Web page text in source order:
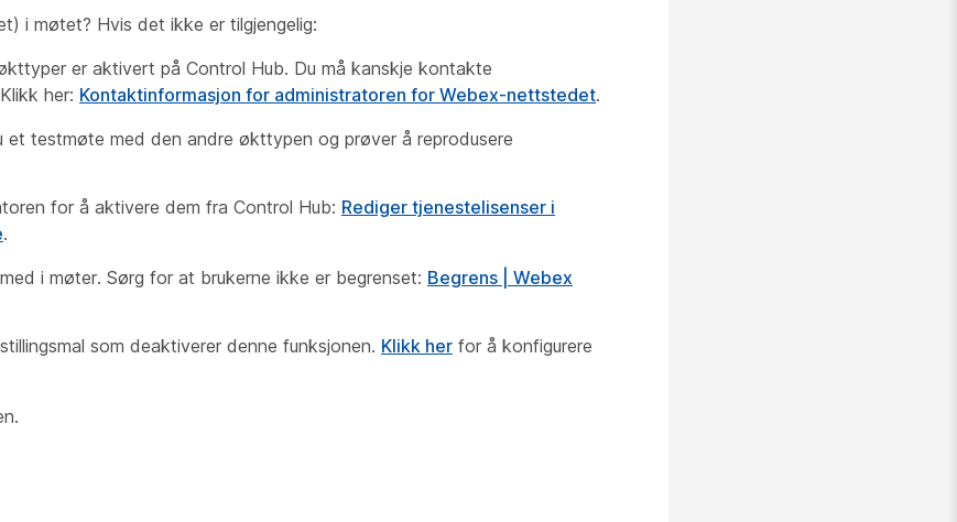
i møtet? Hvis det ikke er tilgjengelig:
er aktivert på Control Hub. Du må kanskje kontakte
her: Kontaktinformasjon for administratoren for Webex-nettstedet.
testmøte med den andre økttypen og prøver å reprodusere
for å aktivere dem fra Control Hub: Rediger tjenestelisenser i
.
i møter. Sørg for at brukerne ikke er begrenset: Begrens | Webex
som deaktiverer denne funksjonen. Klikk her for å konfigurere